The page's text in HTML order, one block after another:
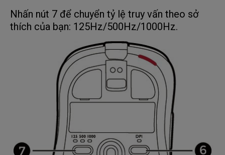
Nhấn nút 7 để chuyển tỷ lệ truy vấn theo sở
thích của bạn: 125Hz/500Hz/1000Hz.